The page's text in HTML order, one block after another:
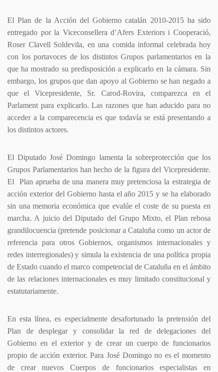
El Plan de la Acción del Gobierno catalán 2010-2015 ha sido
entregado por la Viceconsellera d’Afers Exteriors i Cooperació,
Roser Clavell Soldevila, en una comida informal celebrada hoy
con los portavoces de los distintos Grupos parlamentarios en la
que ha mostrado su predisposición a explicarlo en la cámara. Sin
embargo, los grupos que dan apoyo al Gobierno se han negado a
que el Vicepresidente, Sr. Carod-Rovira, comparezca en el
Parlament para explicarlo. Las razones que han aducido para no
acceder a la comparecencia es que todavía se está presentando a
los distintos actores.
El Diputado José Domingo lamenta la sobreprotección que los
Grupos Parlamentarios han hecho de la figura del Vicepresidente.
El Plan aprueba de una manera muy pretenciosa la estrategia de
acción exterior del Gobierno hasta el año 2015 y se ha elaborado
sin una memoria económica que evalúe el coste de su puesta en
marcha. A juicio del Diputado del Grupo Mixto, el Plan rebosa
grandilocuencia (pretende posicionar a Cataluña como un actor de
referencia para otros Gobiernos, organismos internacionales y
redes interregionales) y simula la existencia de una política propia
de Estado cuando el marco competencial de Cataluña en el ámbito
de las relaciones internacionales es muy limitado constitucional y
estatutariamente.
En esta línea, es especialmente desafortunado la pretensión del
Plan de desplegar y consolidar la red de delegaciones del
Gobierno en el exterior y de crear un cuerpo de funcionarios
propio de acción exterior. Para José Domingo no es el momento
de crear nuevos Cuerpos de funcionarios especialistas en